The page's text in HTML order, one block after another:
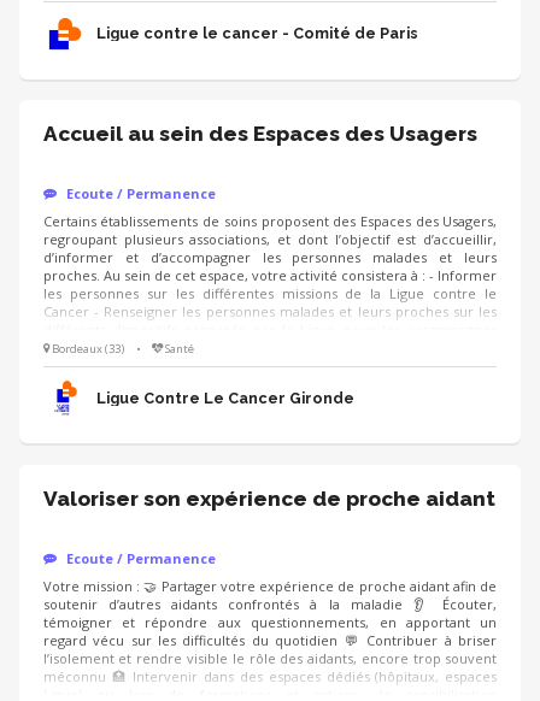
réserve nécessaire afin d’être accueilli et respecté par les équipes
soignantesLigue contre le cancer - Comité de Paris
Accueil au sein des Espaces des Usagers
Ecoute / Permanence
Certains établissements de soins proposent des Espaces des Usagers,
regroupant plusieurs associations, et dont l’objectif est d’accueillir,
d’informer et d’accompagner les personnes malades et leurs
proches. Au sein de cet espace, votre activité consistera à : - Informer
les personnes sur les différentes missions de la Ligue contre le
Cancer - Renseigner les personnes malades et leurs proches sur les
dans leur parcours de soins Compétences: - Capacité d’écoute,
empathie - Respect de la confidentialité - Aisance orale et qualités
relationnelles - Capacité à travailler en équipe et à respecter les
consignes
Bordeaux (33) • Santé
Ligue Contre Le Cancer Gironde
Valoriser son expérience de proche aidant
Ecoute / Permanence
Votre mission : 🤝 Partager votre expérience de proche aidant afin de
soutenir d’autres aidants confrontés à la maladie 👂 Écouter,
témoigner et répondre aux questionnements, en apportant un
regard vécu sur les difficultés du quotidien 💬 Contribuer à briser
l’isolement et rendre visible le rôle des aidants, encore trop souvent
méconnu 🏥 Intervenir dans des espaces dédiés (hôpitaux, espaces